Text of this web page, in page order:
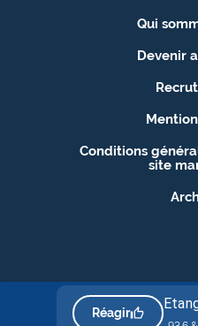
Réagir
Qui
Devenir
Conditions
site